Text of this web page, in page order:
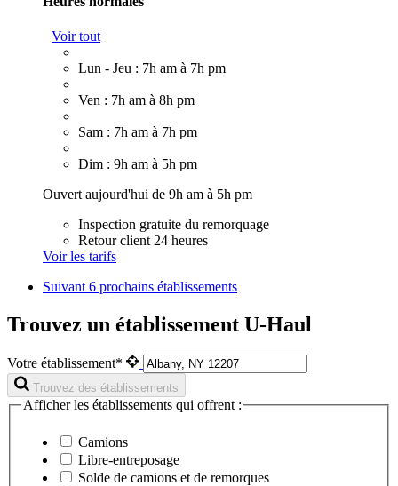
Voir tout
Lun - Jeu : 7h am à 7h pm
Ven : 7h am à 8h pm
Sam : 7h am à 7h pm
Dim : 9h am à 5h pm
Ouvert aujourd'hui de 9h am à 5h pm
Inspection gratuite du remorquage
Retour client 24 heures
Voir les tarifs
Suivant6 prochains établissements
Trouvez un établissement U-Haul
Votre établissement*
Trouvez des établissements
Afficher les établissements qui offrent :
Camions
Libre-entreposage
Solde de camions et de remorques